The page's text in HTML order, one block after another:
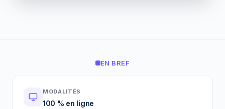
EN BREF
MODALITÉS
100 % en ligne